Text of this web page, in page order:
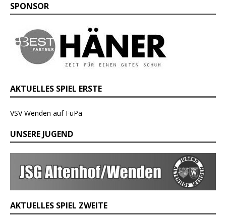
SPONSOR
AKTUELLES SPIEL ERSTE
VSV Wenden auf FuPa
UNSERE JUGEND
AKTUELLES SPIEL ZWEITE